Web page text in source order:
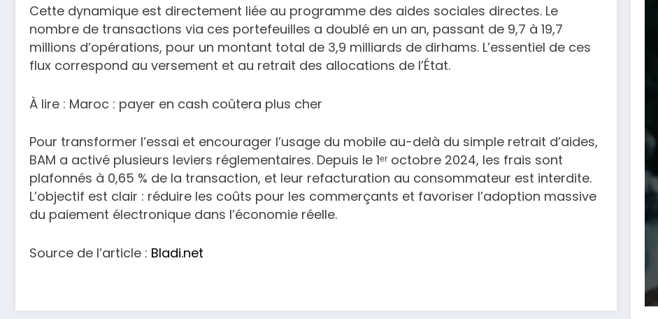
Cette dynamique est directement liée au programme des aides sociales directes. Le
nombre de transactions via ces portefeuilles a doublé en un an, passant de 9,7 à 19,7
millions d’opérations, pour un montant total de 3,9 milliards de dirhams. L’essentiel de ces
flux correspond au versement et au retrait des allocations de l’État.
À lire : Maroc : payer en cash coûtera plus cher
Pour transformer l’essai et encourager l’usage du mobile au-delà du simple retrait d’aides,
BAM a activé plusieurs leviers réglementaires. Depuis le 1ᵉʳ octobre 2024, les frais sont
plafonnés à 0,65 % de la transaction, et leur refacturation au consommateur est interdite.
L’objectif est clair : réduire les coûts pour les commerçants et favoriser l’adoption massive
du paiement électronique dans l’économie réelle.
Source de l’article : Bladi.net